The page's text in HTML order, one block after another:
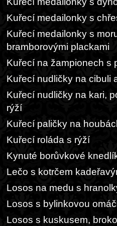
Kuřecí medailonky s
Kuřecí medailonky s
bramborovými plackami
Kuřecí na žampionech s
Kuřecí nudličky na cibuli
Kuřecí nudličky na kari,
rýží
Kuřecí paličky na
Kuřecí roláda s rýží
Kynuté borůvkové
Lečo s kotrčem
Losos na medu s
Losos s bylinkovou
Losos s kuskusem,